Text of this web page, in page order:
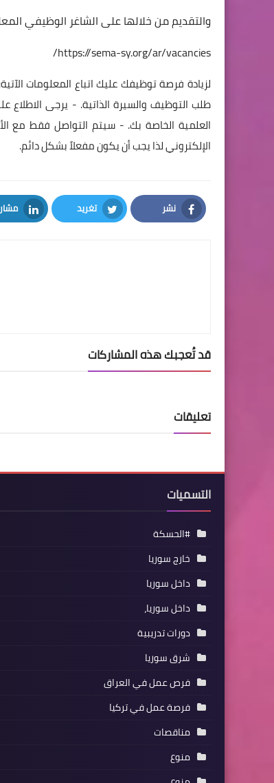
والتقديم من خلالها على الشاغر الوظيفي
https://sema-sy.org/ar/vacancies/
لزيادة فرصة توظيفك عليك اتباع المعلومات
طلب التوظيف والسيرة الذاتية. - يرجى الاطلاع
العلمية الخاصة بك. - سيتم التواصل فقط مع
الإلكتروني لذا يجب أن يكون مفعلاً بشكل دائم.
نشر
Facebook
تغريد
Twitter
قد تُعجبك هذه المشاركات
تعليقات
التسميات
#الحسكة
خارج سوريا
داخل سوريا
داخل سوريا،
دورات تدريبية
شرق سوريا
فرص عمل في العراق
فرصة عمل في تركيا
مناقصات
منوع